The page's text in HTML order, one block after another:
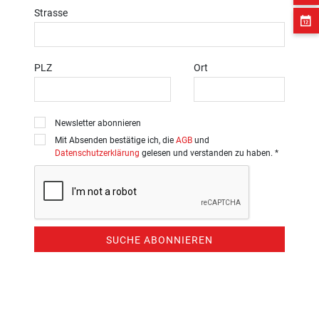
Strasse
PLZ Ort
Newsletter abonnieren
Mit Absenden bestätige ich, die AGB und
Datenschutzerklärung gelesen und verstanden zu haben. *
SUCHE ABONNIEREN